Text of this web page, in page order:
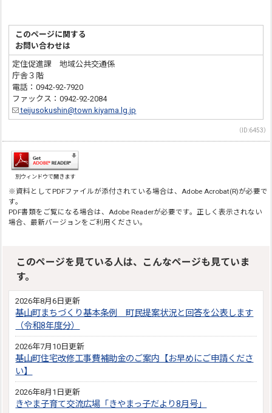
このページに関する
お問い合わせは
定住促進課 地域公共交通係
庁舎３階
電話：0942-92-7920
ファックス：0942-92-2084
teijusokushin@town.kiyama.lg.jp
（ID:6453）
別ウィンドウで開きます
※資料としてPDFファイルが添付されている場合は、Adobe Acrobat(R)が必要で
す。
PDF書類をご覧になる場合は、Adobe Readerが必要です。正しく表示されない
場合、最新バージョンをご利用ください。
このページを見ている人は、こんなページも見ていま
す。
2026年8月6日更新
基山町まちづくり基本条例 町民提案状況と回答を公表します
（令和8年度分）
2026年7月10日更新
基山町住宅改修工事費補助金のご案内【お早めにご申請くださ
い】
2026年8月1日更新
きやま子育て交流広場「きやまっ子だより8月号」